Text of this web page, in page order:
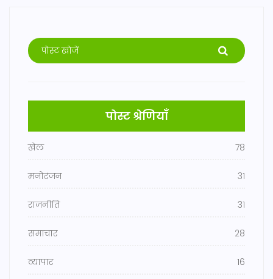
पोस्ट श्रेणियाँ
खेल 78
मनोरंजन 31
राजनीति 31
समाचार 28
व्यापार 16